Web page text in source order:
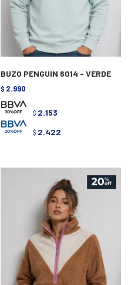
BUZO PENGUIN 6014 - VERDE
$ 2.990
$ 2.153
$ 2.422